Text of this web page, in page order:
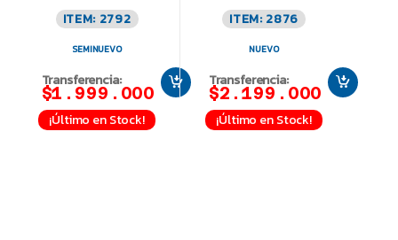
ITEM: 2792
SEMINUEVO
Transferencia:
$1.999.000
¡Último en Stock!
ITEM: 2876
NUEVO
Transferencia:
$2.199.000
¡Último en Stock!